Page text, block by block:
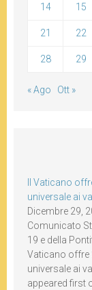
14 15
21 22
28 29
« Ago Ott »
Il Vaticano
universale ai
Dicembre 29,
Comunicato
19 e della
Vaticano offre
universale ai
appeared first